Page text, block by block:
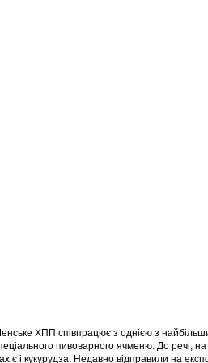
ХПП співпрацює з однією з
пивоварного ячменю. До речі,
є і кукурудза. Недавно відправили на